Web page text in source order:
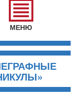
Главное
меню
МЕНЮ